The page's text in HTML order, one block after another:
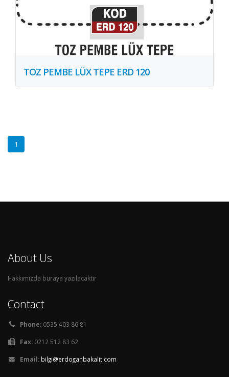
TOZ PEMBE LÜX TEPE ERD 120
1
About Us
Hakkımızda buraya yazılacaktır
Contact
Phone: 0535 403 86 81
Fax: 0212 512 83 62
Email: bilgi@erdoganbakalit.com